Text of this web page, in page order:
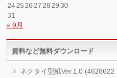
2425 26 27 28 29 30
31
« 9月
資料など無料ダウンロード
ネクタイ型紙Ver.1.0 (4628622